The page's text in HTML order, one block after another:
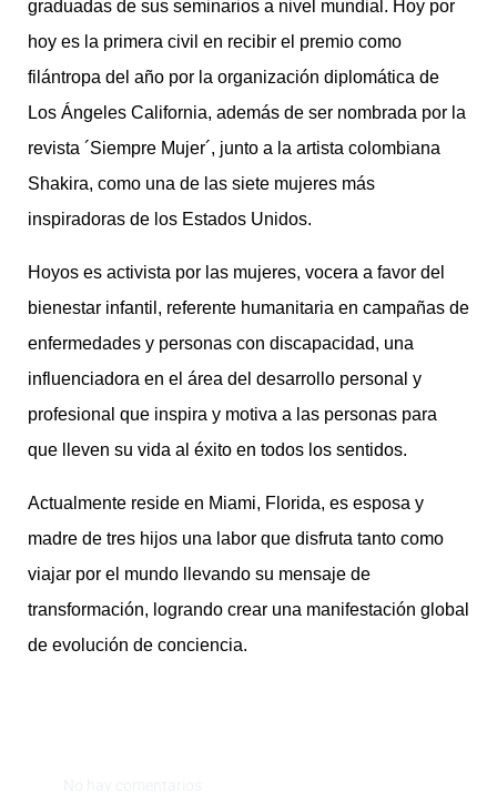
graduadas de sus seminarios a nivel mundial. Hoy por
hoy es la primera civil en recibir el premio como
filántropa del año por la organización diplomática de
Los Ángeles California, además de ser nombrada por la
revista ´Siempre Mujer´, junto a la artista colombiana
Shakira, como una de las siete mujeres más
inspiradoras de los Estados Unidos.
Hoyos es activista por las mujeres, vocera a favor del
bienestar infantil, referente humanitaria en campañas de
enfermedades y personas con discapacidad, una
influenciadora en el área del desarrollo personal y
profesional que inspira y motiva a las personas para
que lleven su vida al éxito en todos los sentidos.
Actualmente reside en Miami, Florida, es esposa y
madre de tres hijos una labor que disfruta tanto como
viajar por el mundo llevando su mensaje de
transformación, logrando crear una manifestación global
de evolución de conciencia.